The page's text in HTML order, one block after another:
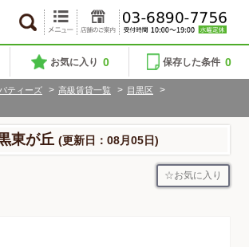
お気に入り 0 保存した条件 0
ティーズ > 高級賃貸一覧 > 目黒区
>
東が丘 (更新日：08月05日)
お気に入り